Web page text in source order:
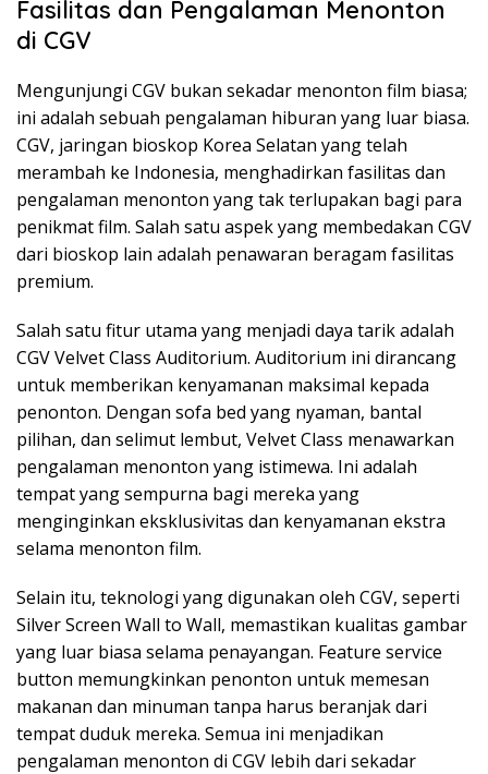
Fasilitas dan Pengalaman Menonton
di CGV
Mengunjungi CGV bukan sekadar menonton film biasa;
ini adalah sebuah pengalaman hiburan yang luar biasa.
CGV, jaringan bioskop Korea Selatan yang telah
merambah ke Indonesia, menghadirkan fasilitas dan
pengalaman menonton yang tak terlupakan bagi para
penikmat film. Salah satu aspek yang membedakan CGV
dari bioskop lain adalah penawaran beragam fasilitas
premium.
Salah satu fitur utama yang menjadi daya tarik adalah
CGV Velvet Class Auditorium. Auditorium ini dirancang
untuk memberikan kenyamanan maksimal kepada
penonton. Dengan sofa bed yang nyaman, bantal
pilihan, dan selimut lembut, Velvet Class menawarkan
pengalaman menonton yang istimewa. Ini adalah
tempat yang sempurna bagi mereka yang
menginginkan eksklusivitas dan kenyamanan ekstra
selama menonton film.
Selain itu, teknologi yang digunakan oleh CGV, seperti
Silver Screen Wall to Wall, memastikan kualitas gambar
yang luar biasa selama penayangan. Feature service
button memungkinkan penonton untuk memesan
makanan dan minuman tanpa harus beranjak dari
tempat duduk mereka. Semua ini menjadikan
pengalaman menonton di CGV lebih dari sekadar